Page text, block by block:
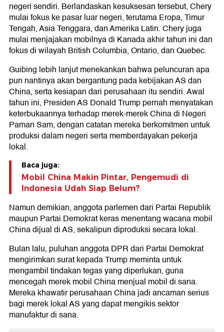
negeri sendiri. Berlandaskan kesuksesan tersebut, Chery
mulai fokus ke pasar luar negeri, terutama Eropa, Timur
Tengah, Asia Tenggara, dan Amerika Latin. Chery juga
mulai menjajakan mobilnya di Kanada akhir tahun ini dan
fokus di wilayah British Columbia, Ontario, dan Quebec.
Guibing lebih lanjut menekankan bahwa peluncuran apa
pun nantinya akan bergantung pada kebijakan AS dan
China, serta kesiapan dari perusahaan itu sendiri. Awal
tahun ini, Presiden AS Donald Trump pernah menyatakan
keterbukaannya terhadap merek-merek China di Negeri
Paman Sam, dengan catatan mereka berkomitmen untuk
produksi dalam negeri serta memberdayakan pekerja
lokal.
Baca juga:
Mobil China Makin Pintar, Pengemudi di
Indonesia Udah Siap Belum?
Namun demikian, anggota parlemen dari Partai Republik
maupun Partai Demokrat keras menentang wacana mobil
China dijual di AS, sekalipun diproduksi secara lokal.
Bulan lalu, puluhan anggota DPR dari Partai Demokrat
mengirimkan surat kepada Trump meminta untuk
mengambil tindakan tegas yang diperlukan, guna
mencegah merek mobil China menjual mobil di sana.
Mereka khawatir perusahaan China jadi ancaman serius
bagi merek lokal AS yang dapat mengikis sektor
manufaktur di sana.